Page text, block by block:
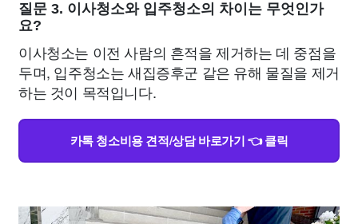
질문 3. 이사청소와 입주청소의 차이는 무엇인가
요?
이사청소는 이전 사람의 흔적을 제거하는 데 중점을
두며, 입주청소는 새집증후군 같은 유해 물질을 제거
하는 것이 목적입니다.
카톡 청소비용 견적/상담 바로가기 👈 클릭